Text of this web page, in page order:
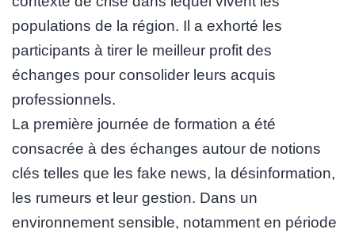
populations de la région. Il a exhorté les
participants à tirer le meilleur profit des
échanges pour consolider leurs acquis
professionnels.
La première journée de formation a été
consacrée à des échanges autour de notions
clés telles que les fake news, la désinformation,
les rumeurs et leur gestion. Dans un
environnement sensible, notamment en période